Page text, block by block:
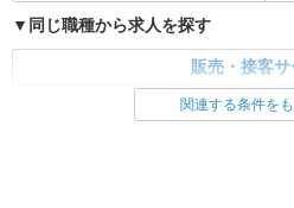
同じ職種から求人を探す
販売・接客サ
関連する条件を